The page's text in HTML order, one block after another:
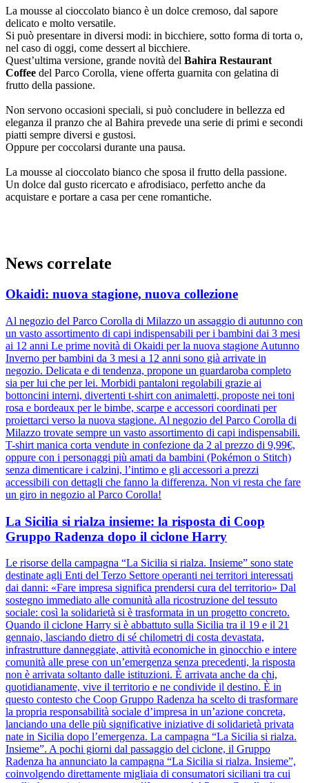
La mousse al cioccolato bianco è un dolce cremoso, dal sapore
delicato e molto versatile.
Si può presentare in diversi modi: in bicchiere, sotto forma di torta o,
nel caso di oggi, come dessert al bicchiere.
Quest’ultima versione, grande novità del Bahira Restaurant
Coffee del Parco Corolla, viene offerta guarnita con gelatina di
frutto della passione.
Non servono occasioni speciali, si può concludere in bellezza ed
eleganza il pranzo che al Bahira prevede una serie di primi e secondi
piatti sempre diversi e gustosi.
Oppure per coccolarsi durante una pausa.
La mousse al cioccolato bianco che sposa il frutto della passione.
Un dolce dal gusto ricercato e afrodisiaco, perfetto anche da
acquistare e portare a casa per cene romantiche.
News correlate
Okaidi: nuova stagione, nuova collezione
Al negozio del Parco Corolla di Milazzo un assaggio di autunno con
un vasto assortimento di capi indispensabili per i bambini dai 3 mesi
ai 12 anni Le prime novità di Okaidi per la nuova stagione Autunno
Inverno per bambini da 3 mesi a 12 anni sono già arrivate in
negozio. Delicata e di tendenza, propone un guardaroba completo
sia per lui che per lei. Morbidi pantaloni regolabili grazie ai
bottoncini interni, divertenti t-shirt con animaletti, proposte nei toni
rosa e bordeaux per le bimbe, scarpe e accessori coordinati per
proiettarci verso la nuova stagione. Al negozio del Parco Corolla di
Milazzo trovate sempre un vasto assortimento di capi indispensabili.
T-shirt manica corta vendute in confezione da 2 al prezzo di 9,99€,
oppure con i personaggi più amati da bambini (Pokémon o Stitch)
senza dimenticare i calzini, l’intimo e gli accessori a prezzi
accessibili con dettagli che fanno la differenza. Non vi resta che fare
un giro in negozio al Parco Corolla!
La Sicilia si rialza insieme: la risposta di Coop
Gruppo Radenza dopo il ciclone Harry
Le risorse della campagna “La Sicilia si rialza. Insieme” sono state
destinate agli Enti del Terzo Settore operanti nei territori interessati
dai danni: «Fare impresa significa prendersi cura del territorio» Dal
sostegno immediato alle comunità alla ricostruzione del tessuto
sociale: così la solidarietà si è trasformata in un progetto concreto.
Quando il ciclone Harry si è abbattuto sulla Sicilia tra il 19 e il 21
gennaio, lasciando dietro di sé chilometri di costa devastata,
infrastrutture danneggiate, attività economiche in ginocchio e intere
comunità alle prese con un’emergenza senza precedenti, la risposta
non è arrivata soltanto dalle istituzioni. È arrivata anche da chi,
quotidianamente, vive il territorio e ne condivide il destino. È in
questo contesto che Coop Gruppo Radenza ha scelto di trasformare
la propria responsabilità sociale d’impresa in un’azione concreta,
lanciando una delle più significative iniziative di solidarietà privata
nate in Sicilia dopo l’emergenza. La campagna “La Sicilia si rialza.
Insieme”. A pochi giorni dal passaggio del ciclone, il Gruppo
Radenza ha annunciato la campagna “La Sicilia si rialza. Insieme”,
coinvolgendo direttamente migliaia di consumatori siciliani tra cui